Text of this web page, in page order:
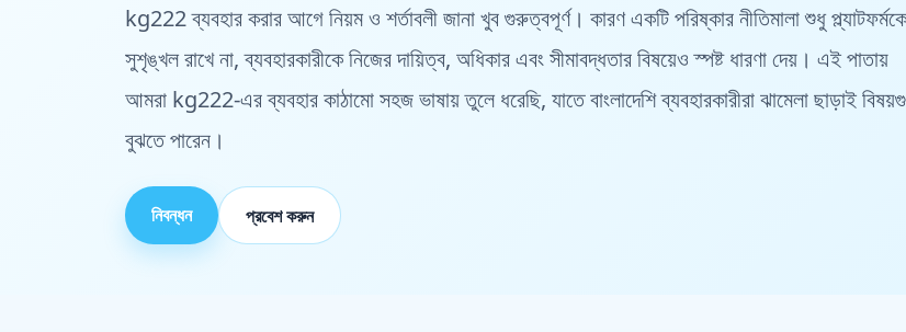
kg222 ব্যবহার করার আগে নিয়ম ও শর্তাবলী জানা খুব গুরুত্বপূর্ণ। কারণ একটি পরিষ্কার নীতিমালা শুধু প্ল্যাটফর্মকে
সুশৃঙ্খল রাখে না, ব্যবহারকারীকে নিজের দায়িত্ব, অধিকার এবং সীমাবদ্ধতার বিষয়েও স্পষ্ট ধারণা দেয়। এই পাতায়
আমরা kg222-এর ব্যবহার কাঠামো সহজ ভাষায় তুলে ধরেছি, যাতে বাংলাদেশি ব্যবহারকারীরা ঝামেলা ছাড়াই
বুঝতে পারেন।
নিবন্ধন প্রবেশ করুন